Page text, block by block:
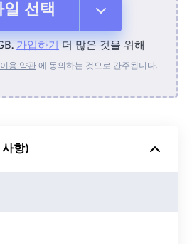
일 선택
에서
드라이브에서
가입하기 더 많은 것을 위해
이용 약관에 동의하는 것으로 간주됩니다.
항)